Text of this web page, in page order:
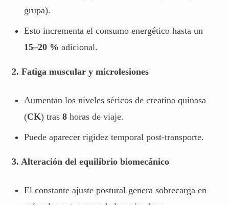
grupa).
Esto incrementa el consumo energético hasta un
15–20 % adicional.
2. Fatiga muscular y microlesiones
Aumentan los niveles séricos de creatina quinasa
(CK) tras 8 horas de viaje.
Puede aparecer rigidez temporal post-transporte.
3. Alteración del equilibrio biomecánico
El constante ajuste postural genera sobrecarga en